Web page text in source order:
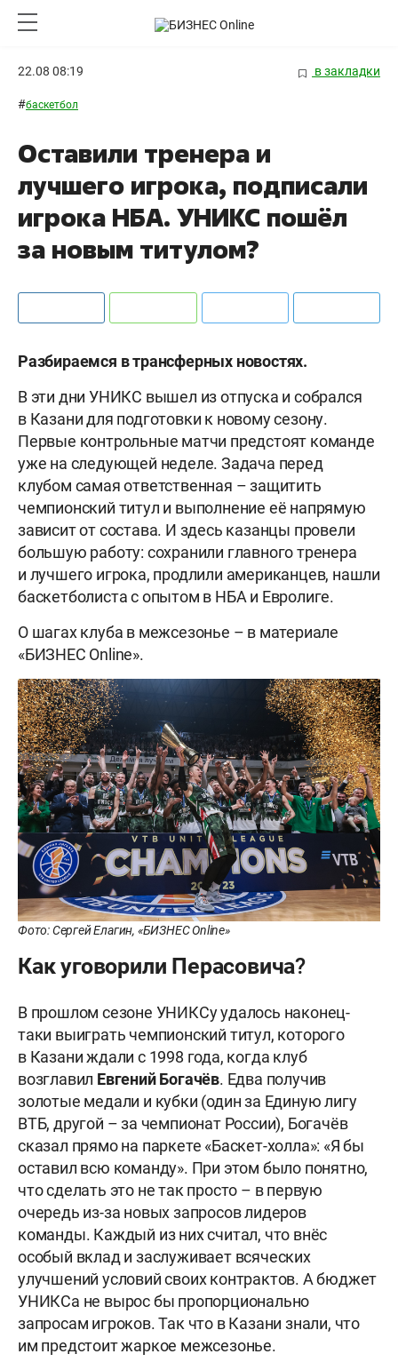
22.08 08:19 в закладки
#баскетбол
Оставили тренера и
лучшего игрока, подписали
игрока НБА. УНИКС пошёл
за новым титулом?
Разбираемся в трансферных новостях.
В эти дни УНИКС вышел из отпуска и собрался
в Казани для подготовки к новому сезону.
Первые контрольные матчи предстоят команде
уже на следующей неделе. Задача перед
клубом самая ответственная – защитить
чемпионский титул и выполнение её напрямую
зависит от состава. И здесь казанцы провели
большую работу: сохранили главного тренера
и лучшего игрока, продлили американцев, нашли
баскетболиста с опытом в НБА и Евролиге.
О шагах клуба в межсезонье – в материале
«БИЗНЕС Online».
Фото: Сергей Елагин, «БИЗНЕС Online»
Как уговорили Перасовича?
В прошлом сезоне УНИКСу удалось наконец-
таки выиграть чемпионский титул, которого
в Казани ждали с 1998 года, когда клуб
возглавил ЕвгенийБогачёв. Едва получив
золотые медали и кубки (один за Единую лигу
ВТБ, другой – за чемпионат России), Богачёв
сказал прямо на паркете «Баскет-холла»: «Я бы
оставил всю команду». При этом было понятно,
что сделать это не так просто – в первую
очередь из-за новых запросов лидеров
команды. Каждый из них считал, что внёс
особый вклад и заслуживает всяческих
улучшений условий своих контрактов. А бюджет
УНИКСа не вырос бы пропорционально
запросам игроков. Так что в Казани знали, что
им предстоит жаркое межсезонье.